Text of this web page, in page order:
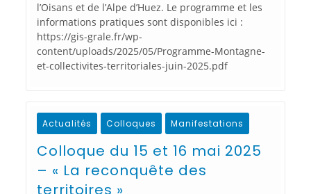
l’Oisans et de l’Alpe d’Huez. Le programme et les
informations pratiques sont disponibles ici :
https://gis-grale.fr/wp-
content/uploads/2025/05/Programme-Montagne-
et-collectivites-territoriales-juin-2025.pdf
Actualités Colloques Manifestations
Colloque du 15 et 16 mai 2025
– « La reconquête des
territoires »